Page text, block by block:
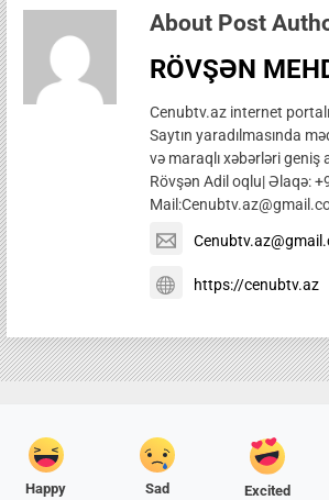
About Post
RÖVŞƏN
Cenubtv.az internet
Saytın yaradılmasında
və maraqlı xəbərləri
Rövşən Adil oqlu| Əlaqə:
https://cenubtv.az
Happy Sad Excited